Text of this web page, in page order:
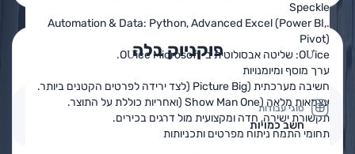
Speckle
.Automation & Data: Python, Advanced Excel (Power BI,
Pivot)
OƯice: שליטה אבסולוטית ב-OƯice Microsoft.
ערך מוסף ומיומנויות
חשיבה מערכתית (Picture Big (לצד ירידה לפרטים הקטנים ביותר.
עצמאות מלאה (Show Man One (ואחריות כוללת על התוצר.
תקשורת ישירה, חדה ומקצועית מול דרגים בכירים.
תחומי התמח ניתוח מפרטים ותכניותות
פוקניוק בלה
סוגי עבודות
חשב כמויות